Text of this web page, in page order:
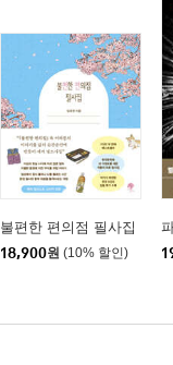
불편한 편의점 필사집
18,900원 (10% 할인)